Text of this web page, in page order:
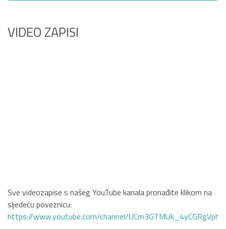
VIDEO ZAPISI
Sve videozapise s našeg YouTube kanala pronađite klikom na
sljedeću poveznicu:
https://www.youtube.com/channel/